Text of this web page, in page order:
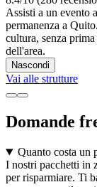
Assisti a un evento
permanenza a
cultura, senza
dell'area.
Nascondi
Vai alle strutture
Domande
Quanto costa un
I nostri pacchetti in
per risparmiare. Ti